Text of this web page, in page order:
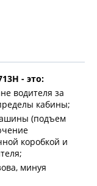
- это:
водителя за
кабины;
(подъем
коробкой и
минуя